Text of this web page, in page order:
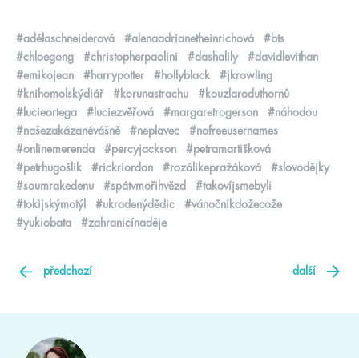
#adélaschneiderová #alenaadrianetheinrichová
#bts
#chloegong
#christopherpaolini #dashalily
#davidlevithan
#emikojean
#harrypotter #hollyblack
#jkrowling
#knihomolskýdiář
#korunastrachu
#kouzlaroduthornů
#lucieortega
#luciezvěřová #margaretrogerson
#náhodou
#našezakázanévášně
#neplavec
#nofreeusernames
#onlinemerenda
#percyjackson
#petramartišková
#petrhugošlik
#rickriordan #rozálikepražáková
#slovodějky
#soumrakedenu
#spátvmořihvězd
#takovíjsmebyli
#tokijskýmotýl
#ukradenýdědic
#vánočníkdožecože
#yukiobata
#zahranicínaděje
předchozí další